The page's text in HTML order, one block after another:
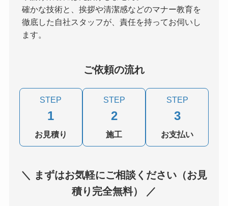
確かな技術と、挨拶や清潔感などのマナー教育を
徹底した自社スタッフが、責任を持ってお伺いし
ます。
ご依頼の流れ
STEP
1
お見積り
STEP
2
施工
STEP
3
お支払い
＼ まずはお気軽にご相談ください（お見
積り完全無料） ／